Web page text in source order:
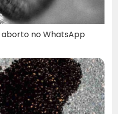
no WhatsApp